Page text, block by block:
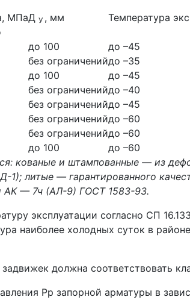
МПаД У , мм
Температура
до 100
без ограничений
до –45
до –35
до 100
без ограничений
до –45
до –40
без ограниченийдо –45
без ограниченийдо –60
без ограниченийдо –60
до 100
до –60
кованые и штампованные — из
литые — гарантированного
АК — 7ч (АЛ-9) ГОСТ 1583-93.
эксплуатации согласно СП
наиболее холодных суток в
должна соответствовать
Pp запорной арматуры в